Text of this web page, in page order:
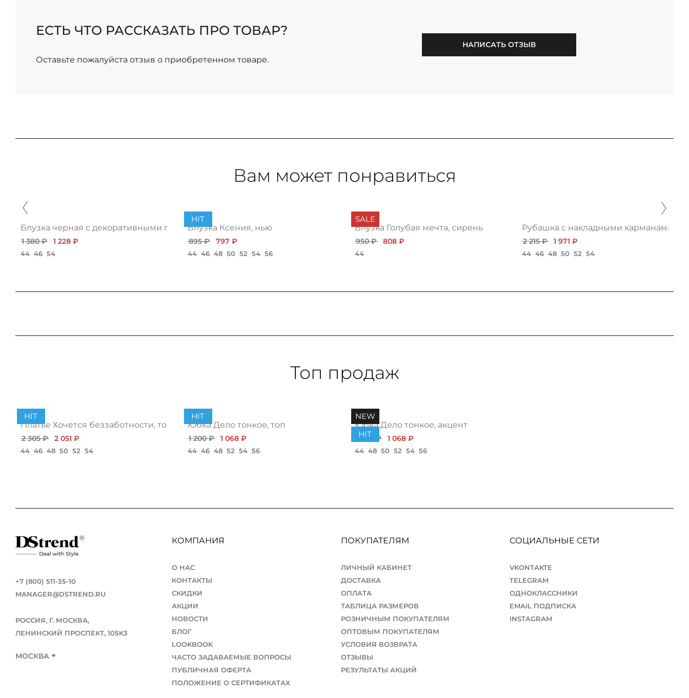
ЕСТЬ ЧТО РАССКАЗАТЬ ПРО ТОВАР?
Оставьте пожалуйста отзыв о приобретенном товаре.
НАПИСАТЬ ОТЗЫВ
Вам может понравиться
Блузка черная с декоративными пуговицами
1 380 ₽ 1 228 ₽
44 46 54
HIT
Блузка Ксения, нью
895 ₽ 797 ₽
44 46 48 50 52 54 56
SALE
Блузка Голубая мечта, сирень
950 ₽ 808 ₽
44
Рубашка с накладными карманами из
2 215 ₽ 1 971 ₽
44 46 48 50 52 54
Топ продаж
HIT
Платье Хочется беззаботности, топ
2 305 ₽ 2 051 ₽
44 46 48 50 52 54
HIT
Юбка Дело тонкое, топ
1 200 ₽ 1 068 ₽
44 46 48 52 54 56
NEW
HIT
Юбка Дело тонкое, акцент
1 200 ₽ 1 068 ₽
44 48 50 52 54 56
+7 (800) 511-35-10
MANAGER@DSTREND.RU
РОССИЯ, Г. МОСКВА,
ЛЕНИНСКИЙ ПРОСПЕКТ, 105К3
МОСКВА
КОМПАНИЯ
О НАС
КОНТАКТЫ
СКИДКИ
АКЦИИ
НОВОСТИ
БЛОГ
LOOKBOOK
ЧАСТО ЗАДАВАЕМЫЕ ВОПРОСЫ
ПУБЛИЧНАЯ ОФЕРТА
ПОЛОЖЕНИЕ О СЕРТИФИКАТАХ
ПОКУПАТЕЛЯМ
ЛИЧНЫЙ КАБИНЕТ
ДОСТАВКА
ОПЛАТА
ТАБЛИЦА РАЗМЕРОВ
РОЗНИЧНЫМ ПОКУПАТЕЛЯМ
ОПТОВЫМ ПОКУПАТЕЛЯМ
УСЛОВИЯ ВОЗВРАТА
ОТЗЫВЫ
РЕЗУЛЬТАТЫ АКЦИЙ
СОЦИАЛЬНЫЕ СЕТИ
VKONTAKTE
TELEGRAM
ОДНОКЛАССНИКИ
EMAIL ПОДПИСКА
INSTAGRAM